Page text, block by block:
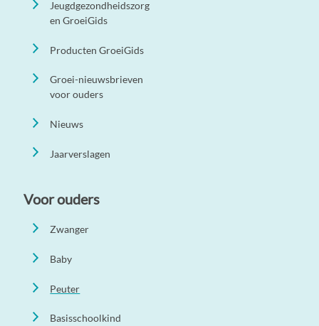
Jeugdgezondheidszorg
en GroeiGids
Producten GroeiGids
Groei-nieuwsbrieven
voor ouders
Nieuws
Jaarverslagen
Voor ouders
Zwanger
Baby
Peuter
Basisschoolkind